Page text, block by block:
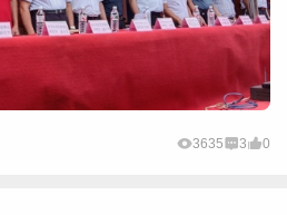
3635 3 0